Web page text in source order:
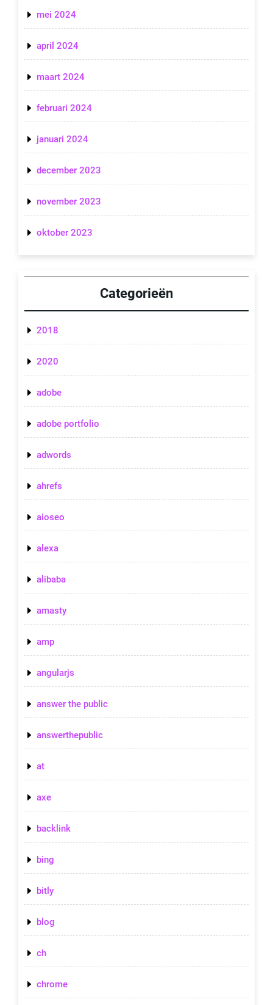
mei 2024
april 2024
maart 2024
februari 2024
januari 2024
december 2023
november 2023
oktober 2023
Categorieën
2018
2020
adobe
adobe portfolio
adwords
ahrefs
aioseo
alexa
alibaba
amasty
amp
angularjs
answer the public
answerthepublic
at
axe
backlink
bing
bitly
blog
ch
chrome